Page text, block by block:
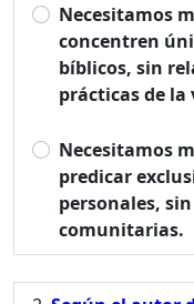
Necesitamos
concentren
bíblicos, sin
prácticas de
Necesitamos
predicar
personales,
comunitarias.